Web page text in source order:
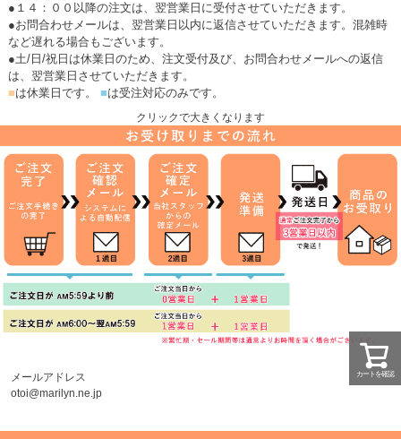
カートを確認
●１４：００以降の注文は、翌営業日に受付させていただきます。
●お問合わせメールは、翌営業日以内に返信させていただきます。混雑時
など遅れる場合もございます。
●土/日/祝日は休業日のため、注文受付及び、お問合わせメールへの返信
は、翌営業日させていただきます。
■は休業日です。 ■は受注対応のみです。
クリックで大きくなります
メールアドレス
otoi@marilyn.ne.jp